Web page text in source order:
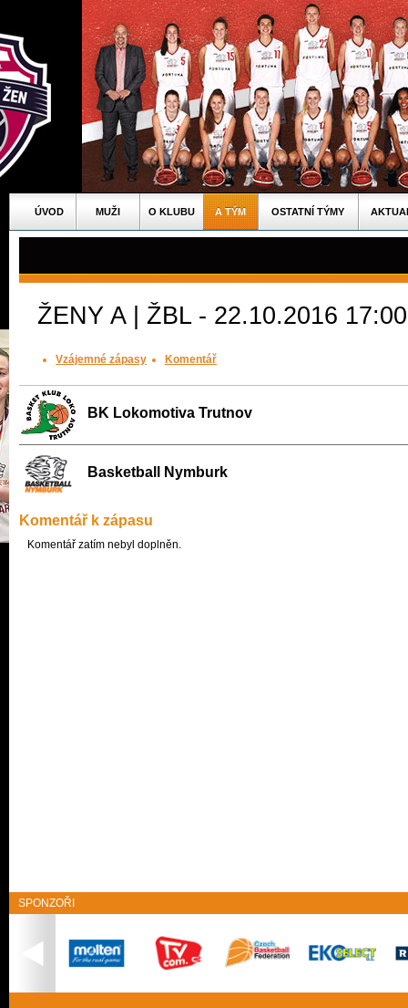
ÚVOD MUŽI O KLUBU A TÝM OSTATNÍ TÝMY
ŽENY A | ŽBL - 22.10.2016 17:00
Vzájemné zápasy Komentář
BK Lokomotiva Trutnov
Basketball Nymburk
Komentář k zápasu
Komentář zatím nebyl doplněn.
SPONZOŘI